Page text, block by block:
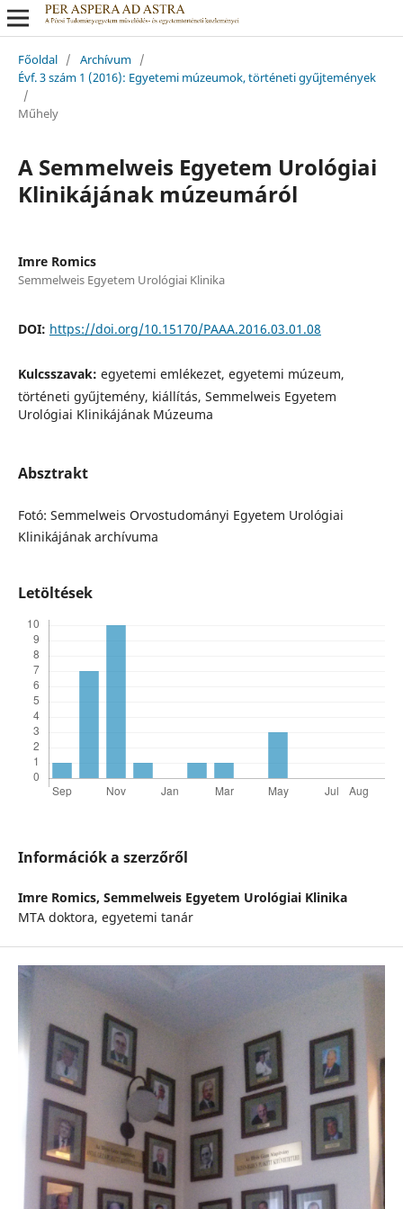
Főoldal / Archívum /
Évf. 3 szám 1 (2016): Egyetemi múzeumok, történeti gyűjtemények
/
Műhely
A Semmelweis Egyetem Urológiai
Klinikájának múzeumáról
Imre Romics
Semmelweis Egyetem Urológiai Klinika
DOI: https://doi.org/10.15170/PAAA.2016.03.01.08
Kulcsszavak: egyetemi emlékezet, egyetemi múzeum,
történeti gyűjtemény, kiállítás, Semmelweis Egyetem
Urológiai Klinikájának Múzeuma
Absztrakt
Fotó: Semmelweis Orvostudományi Egyetem Urológiai
Klinikájának archívuma
Letöltések
Információk a szerzőről
Imre Romics, Semmelweis Egyetem Urológiai Klinika
MTA doktora, egyetemi tanár